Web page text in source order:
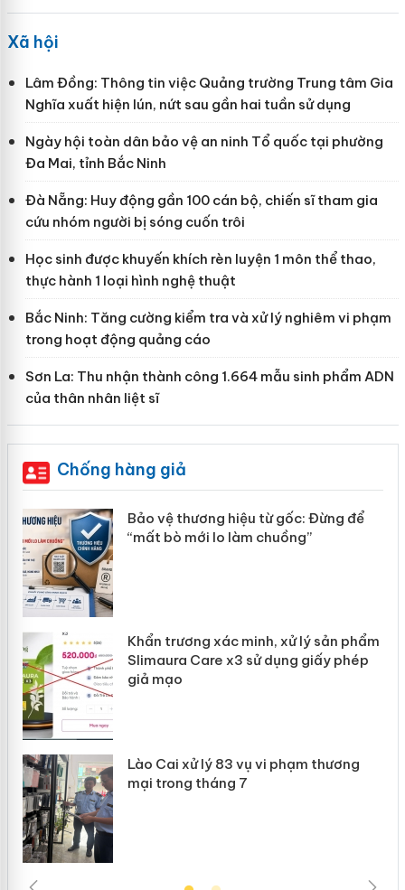
Xã hội
Lâm Đồng: Thông tin việc Quảng trường Trung tâm Gia
Nghĩa xuất hiện lún, nứt sau gần hai tuần sử dụng
Ngày hội toàn dân bảo vệ an ninh Tổ quốc tại phường
Đa Mai, tỉnh Bắc Ninh
Đà Nẵng: Huy động gần 100 cán bộ, chiến sĩ tham gia
cứu nhóm người bị sóng cuốn trôi
Học sinh được khuyến khích rèn luyện 1 môn thể thao,
thực hành 1 loại hình nghệ thuật
Bắc Ninh: Tăng cường kiểm tra và xử lý nghiêm vi phạm
trong hoạt động quảng cáo
Sơn La: Thu nhận thành công 1.664 mẫu sinh phẩm ADN
của thân nhân liệt sĩ
Chống hàng giả
Bảo vệ thương hiệu từ gốc: Đừng để
“mất bò mới lo làm chuồng”
Khẩn trương xác minh, xử lý sản phẩm
Slimaura Care x3 sử dụng giấy phép
giả mạo
Lào Cai xử lý 83 vụ vi phạm thương
mại trong tháng 7